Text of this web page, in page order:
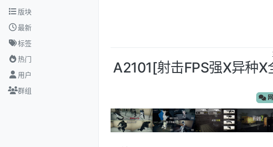
跳转至内容
版块
最新
标签
热门
用户
群组
A2101[射击FPS强X异种